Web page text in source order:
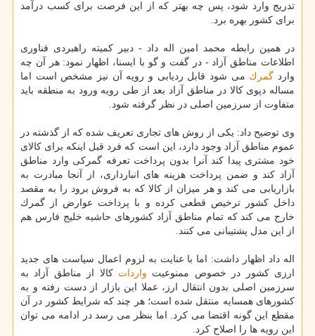
تدریج وارد شود، پس چه بهتر كه از این فرصت برای كسب درآمد
برای كشور بهره برد.
در همین رابطه محمد امین اله داد - دبیر كمیته راهبردی فناوری
اطلاعات مناطق آزاد - در گفت و گو با ایسنا، اظهار نمود: هر آن چه
وارد گمرك می شود قابل ردیابی و رویه آن نیز مشخص است اما
مساله دپوی كالا در مناطق آزاد بعد از طی رویه ورود به منطقه باید
متفاوت از سرزمین اصلی در نظر گرفته شود.
وی توضیح داد: یكی از روش های تجاری تعریف شده كه از گذشته در
عموم مناطق آزاد وجود دارد، این است كه فرد قبل اینكه برای كالای
خود مشتری پیدا كند آنرا بدون پرداخت تعرفه گمركی وارد مناطق
آزاد كند و ضمن پرداخت هزینه های انبارداری، از آنجا مبادرت به
بازاریابی می كند و هر میزان از كالا كه به فروش برود را به مقصد
داخل كشور ترخیص قطعی كرده و با پرداخت عوارض از گمرك
خارج می كند كه تمام مناطق آزاد كشورهای حاشیه خلیج فارس هم
از این مدل پشتیبانی می كنند.
اله داد اظهار داشت: اما با عنایت به لزوم اعمال سیاست های جدید
ارزی كشور در خصوص ممنوعیت واردات كالا از مناطق آزاد به
سرزمین اصلی بدون انتقال ارز، عملا این بازار از دست رفته و به
كشورهای همسایه منتقل شده است؛ هر چند كه شرایط كشور در آن
مقطع این گونه اقتضا می كرد. اما بنظر می رسد در ادامه می توان
این رویه ها را اصلاح كرد.